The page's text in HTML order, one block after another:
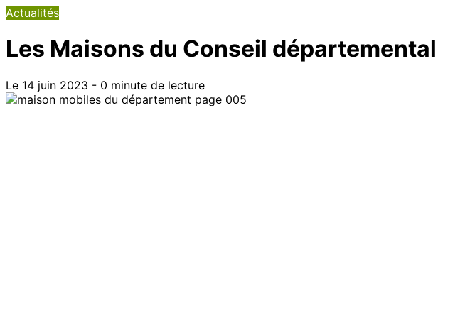
Actualités
Les Maisons du Conseil départemental
Le 14 juin 2023 - 0 minute de lecture